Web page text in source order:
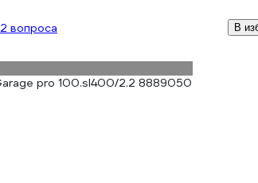
2 вопроса В